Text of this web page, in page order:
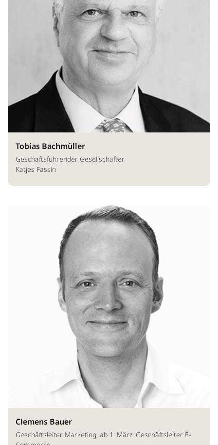
Tobias Bachmüller
Geschäftsführender Gesellschafter
Katjes Fassin
Clemens Bauer
Geschäftsleiter Marketing, ab 1. März: Geschäftsleiter E-